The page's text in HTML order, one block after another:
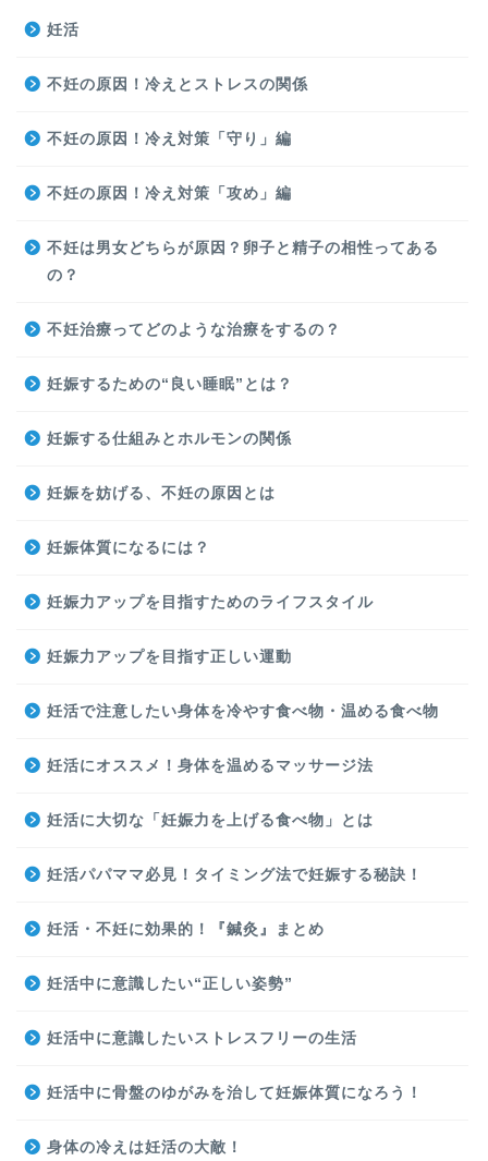
妊活
不妊の原因！冷えとストレスの関係
不妊の原因！冷え対策「守り」編
不妊の原因！冷え対策「攻め」編
不妊は男女どちらが原因？卵子と精子の相性ってある
の？
不妊治療ってどのような治療をするの？
妊娠するための“良い睡眠”とは？
妊娠する仕組みとホルモンの関係
妊娠を妨げる、不妊の原因とは
妊娠体質になるには？
妊娠力アップを目指すためのライフスタイル
妊娠力アップを目指す正しい運動
妊活で注意したい身体を冷やす食べ物・温める食べ物
妊活にオススメ！身体を温めるマッサージ法
妊活に大切な「妊娠力を上げる食べ物」とは
妊活パパママ必見！タイミング法で妊娠する秘訣！
妊活・不妊に効果的！『鍼灸』まとめ
妊活中に意識したい“正しい姿勢”
妊活中に意識したいストレスフリーの生活
妊活中に骨盤のゆがみを治して妊娠体質になろう！
身体の冷えは妊活の大敵！